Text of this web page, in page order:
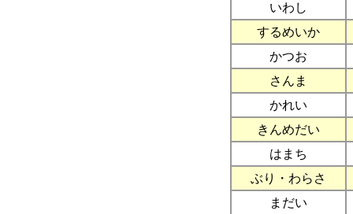
いわし
するめいか
かつお
さんま
かれい
きんめだい
はまち
ぶり・わらさ
まだい